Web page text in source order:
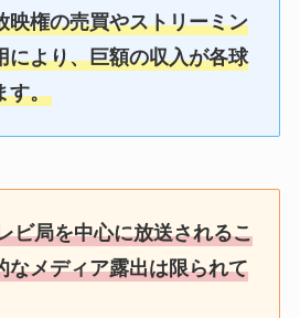
映権の売買やストリーミン
により、巨額の収入が各球
す。
ビ局を中心に放送されるこ
なメディア露出は限られて